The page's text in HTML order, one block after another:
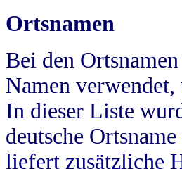
Ortsnamen
Bei den
Namen
In dieser Liste
deutsche
liefert zusätzliche